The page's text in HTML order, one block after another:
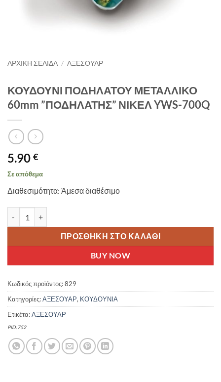
ΑΡΧΙΚΉ ΣΕΛΊΔΑ / ΑΞΕΣΟΥΑΡ
ΚΟΥΔΟΥΝΙ ΠΟΔΗΛΑΤΟΥ ΜΕΤΑΛΛΙΚΟ
60mm ”ΠΟΔΗΛΑΤΗΣ” ΝΙΚΕΛ YWS-700Q
5.90 €
Σε απόθεμα
Διαθεσιμότητα: Άμεσα διαθέσιμο
ΠΡΟΣΘΉΚΗ ΣΤΟ ΚΑΛΆΘΙ
BUY NOW
Κωδικός προϊόντος:829
Κατηγορίες:ΑΞΕΣΟΥΑΡ, ΚΟΥΔΟΥΝΙΑ
Ετικέτα:ΑΞΕΣΟΥΑΡ
PID:752